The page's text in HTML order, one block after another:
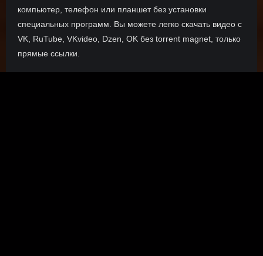
компьютер, телефон или планшет без установки
специальных программ. Вы можете легко скачать видео с
VK, RuTube, VKvideo, Dzen, OK без torrent magnet, только
прямые ссылки.